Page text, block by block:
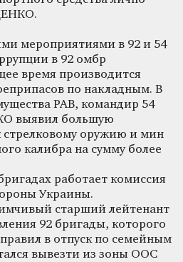
мероприятиями в 92 и 54
в 92 омбр
время производится
по накладным. В
РАВ, командир 54
выявил большую
стрелковому оружию и мин
калибра на сумму более
работает комиссия
Украины.
старший лейтенант
92 бригады, которого
в отпуск по семейным
вывезти из зоны ООС